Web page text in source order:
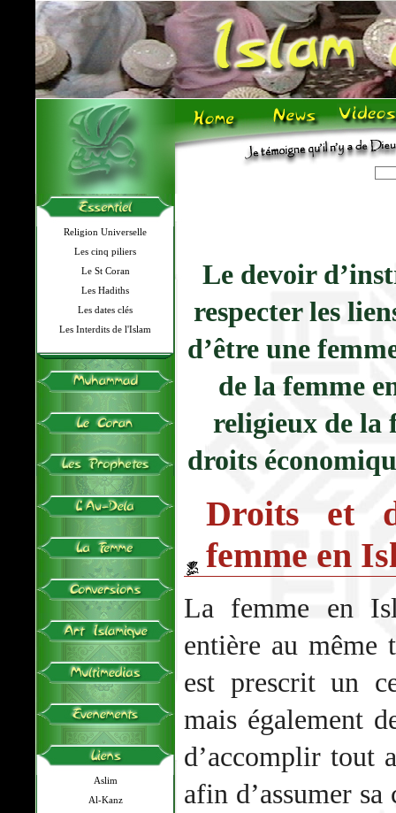
Religion Universelle
Les cinq piliers
Le St Coran
Les Hadiths
Les dates clés
Les Interdits de l'Islam
Aslim
Al-Kanz
Le devoir
respecter les
d’être une
de la femme
religieux de la
droits
Droits et
femme en
La femme en
entière au même
est prescrit un
mais également
d’accomplir tout
afin d’assumer